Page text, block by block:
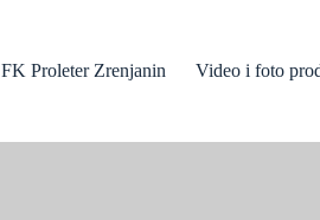
FK Proleter Zrenjanin Video i foto